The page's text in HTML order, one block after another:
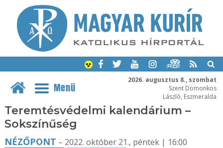
2026. augusztus 8., szombat
Szent Domonkos
László, Eszmeralda
Menü
Teremtésvédelmi kalendárium –
Sokszínűség
NÉZŐPONT – 2022. október 21., péntek | 16:00